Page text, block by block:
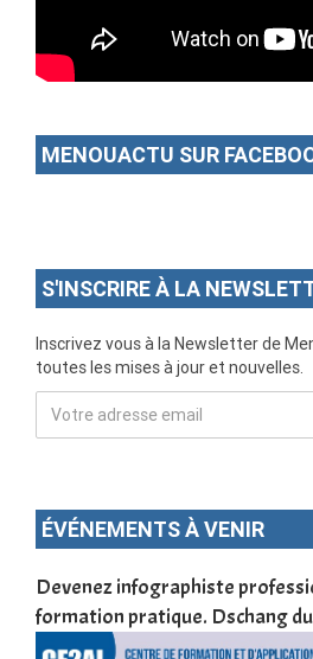
MENOUACTU SUR
S'INSCRIRE À LA
Inscrivez vous à la Newsletter de
toutes les mises à jour et nouvelles.
ÉVÉNEMENTS À VENIR
Devenez infographiste
formation pratique. Dschang